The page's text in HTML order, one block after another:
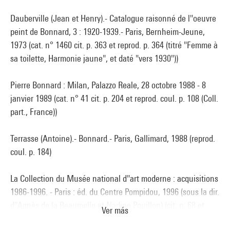
Dauberville (Jean et Henry).- Catalogue raisonné de l''oeuvre
peint de Bonnard, 3 : 1920-1939.- Paris, Bernheim-Jeune,
1973 (cat. n° 1460 cit. p. 363 et reprod. p. 364 (titré "Femme à
sa toilette, Harmonie jaune", et daté "vers 1930"))
Pierre Bonnard : Milan, Palazzo Reale, 28 octobre 1988 - 8
janvier 1989 (cat. n° 41 cit. p. 204 et reprod. coul. p. 108 (Coll.
part., France))
Terrasse (Antoine).- Bonnard.- Paris, Gallimard, 1988 (reprod.
coul. p. 184)
La Collection du Musée national d''art moderne : acquisitions
1986-1996. - Paris : éd. du Centre Pompidou, 1996 (sous la dir.
d''Agnès de la Beaumelle et Nadine Pouillon) (cit. p. 68 et
Ver más